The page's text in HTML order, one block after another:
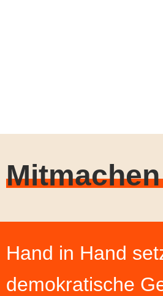
Mitmachen
Hand in Hand
demokratische